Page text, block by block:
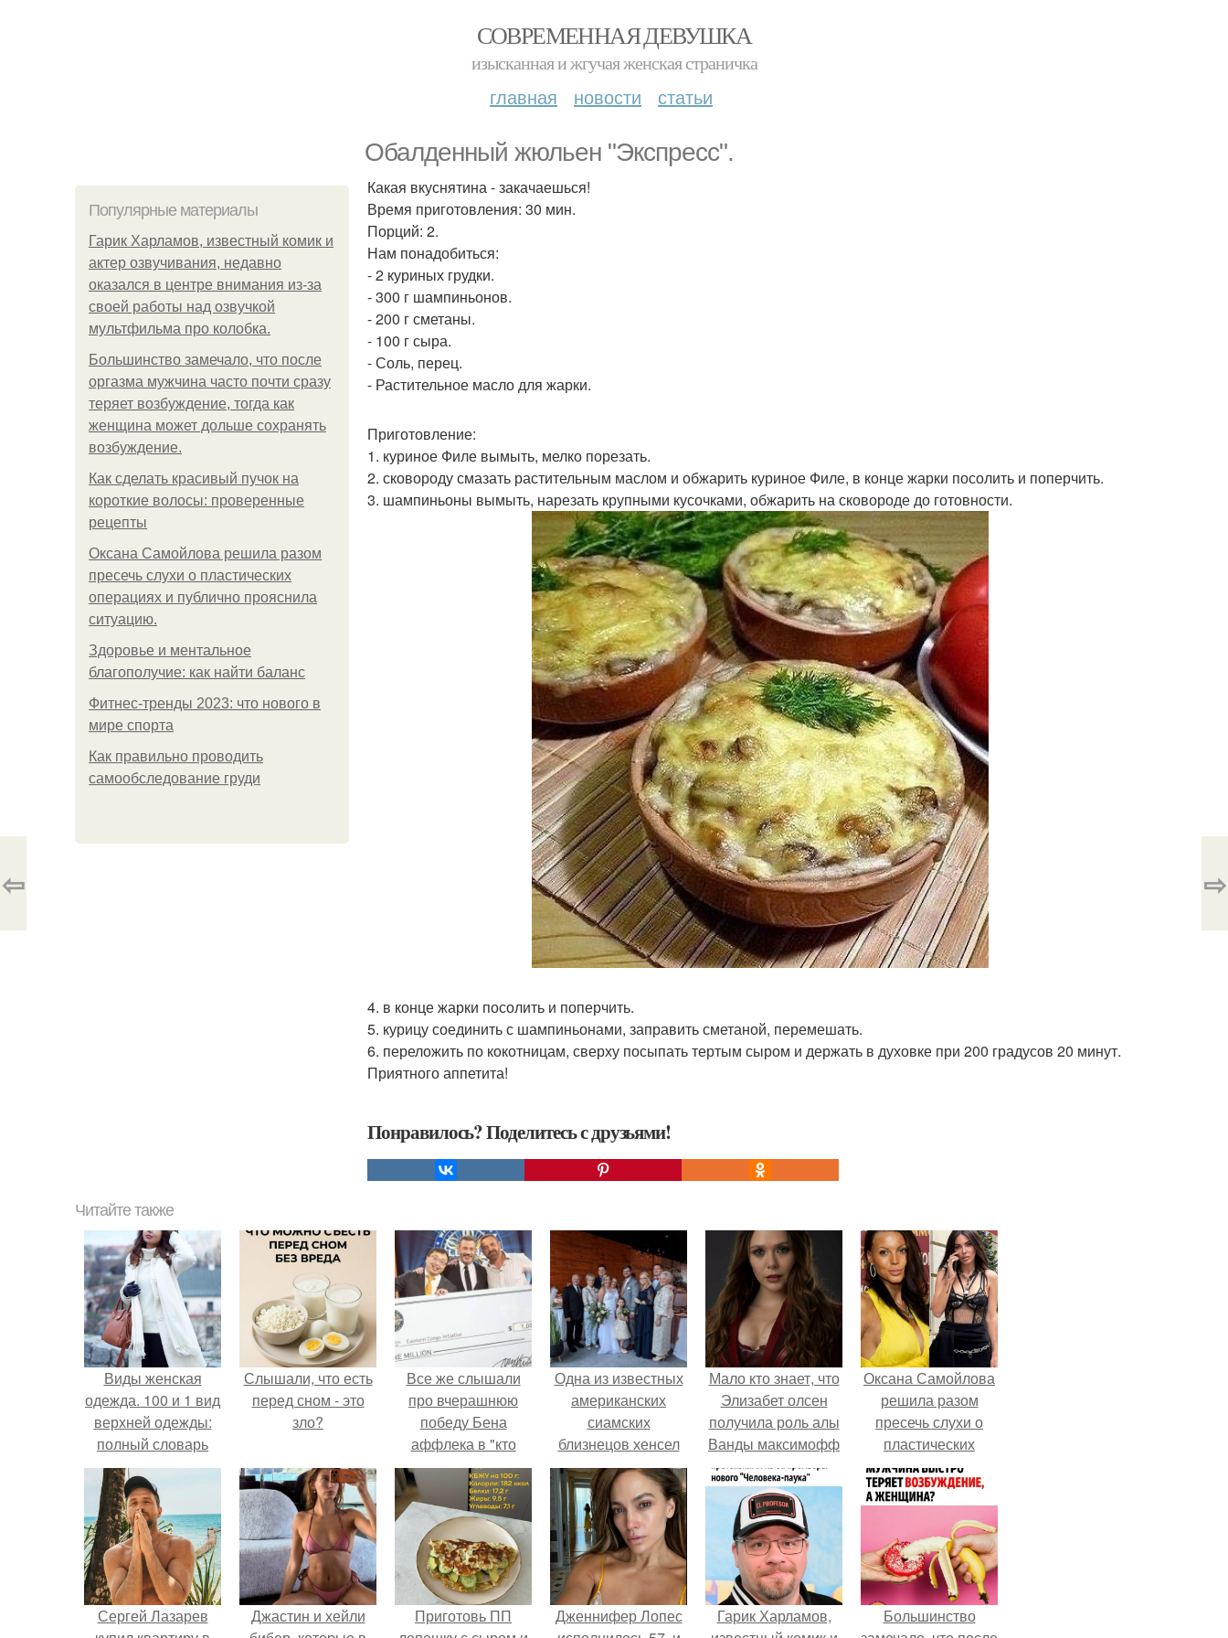
СОВРЕМЕННАЯ ДЕВУШКА
изысканная и жгучая женская страничка
главная новости статьи
Обалденный жюльен "Экспресс".
Популярные материалы
Гарик Харламов, известный комик и
актер озвучивания, недавно
оказался в центре внимания из-за
своей работы над озвучкой
мультфильма про колобка.
Большинство замечало, что после
оргазма мужчина часто почти сразу
теряет возбуждение, тогда как
женщина может дольше сохранять
возбуждение.
Как сделать красивый пучок на
короткие волосы: проверенные
рецепты
Оксана Самойлова решила разом
пресечь слухи о пластических
операциях и публично прояснила
ситуацию.
Здоровье и ментальное
благополучие: как найти баланс
Фитнес-тренды 2023: что нового в
мире спорта
Как правильно проводить
самообследование груди
Какая вкуснятина - закачаешься!
Время приготовления: 30 мин.
Порций: 2.
Нам понадобиться:
- 2 куриных грудки.
- 300 г шампиньонов.
- 200 г сметаны.
- 100 г сыра.
- Соль, перец.
- Растительное масло для жарки.
Приготовление:
1. куриное Филе вымыть, мелко порезать.
2. сковороду смазать растительным маслом и обжарить куриное Филе, в конце жарки посолить и поперчить.
3. шампиньоны вымыть, нарезать крупными кусочками, обжарить на сковороде до готовности.
4. в конце жарки посолить и поперчить.
5. курицу соединить с шампиньонами, заправить сметаной, перемешать.
6. переложить по кокотницам, сверху посыпать тертым сыром и держать в духовке при 200 градусов 20 минут.
Приятного аппетита!
Понравилось? Поделитесь с друзьями!
⇦ ⇨
Читайте также
Виды женская
одежда. 100 и 1 вид
верхней одежды:
полный словарь
видов пальто,
курток и прочего
Слышали, что есть
перед сном - это
зло?
Все же слышали
про вчерашнюю
победу Бена
аффлека в "кто
хочет стать
миллионером?
Одна из известных
американских
сиамских
близнецов хенсел
вышла замуж.
Мало кто знает, что
Элизабет олсен
получила роль алы
Ванды максимофф
не сразу.
Оксана Самойлова
решила разом
пресечь слухи о
пластических
операциях и
публично
прояснила
ситуацию.
Сергей Лазарев
Джастин и хейли
Приготовь ПП
Дженнифер Лопес
Гарик Харламов,
Большинство